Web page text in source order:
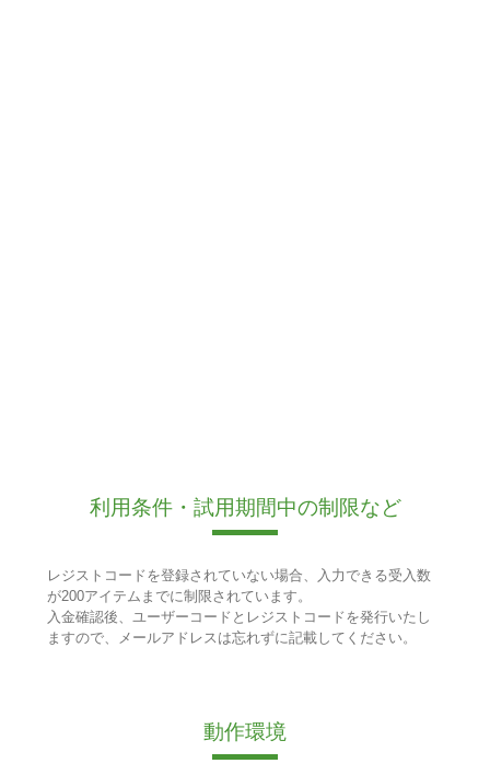
利用条件・試用期間中の制限など
レジストコードを登録されていない場合、入力できる受入数
が200アイテムまでに制限されています。
入金確認後、ユーザーコードとレジストコードを発行いたし
ますので、メールアドレスは忘れずに記載してください。
動作環境